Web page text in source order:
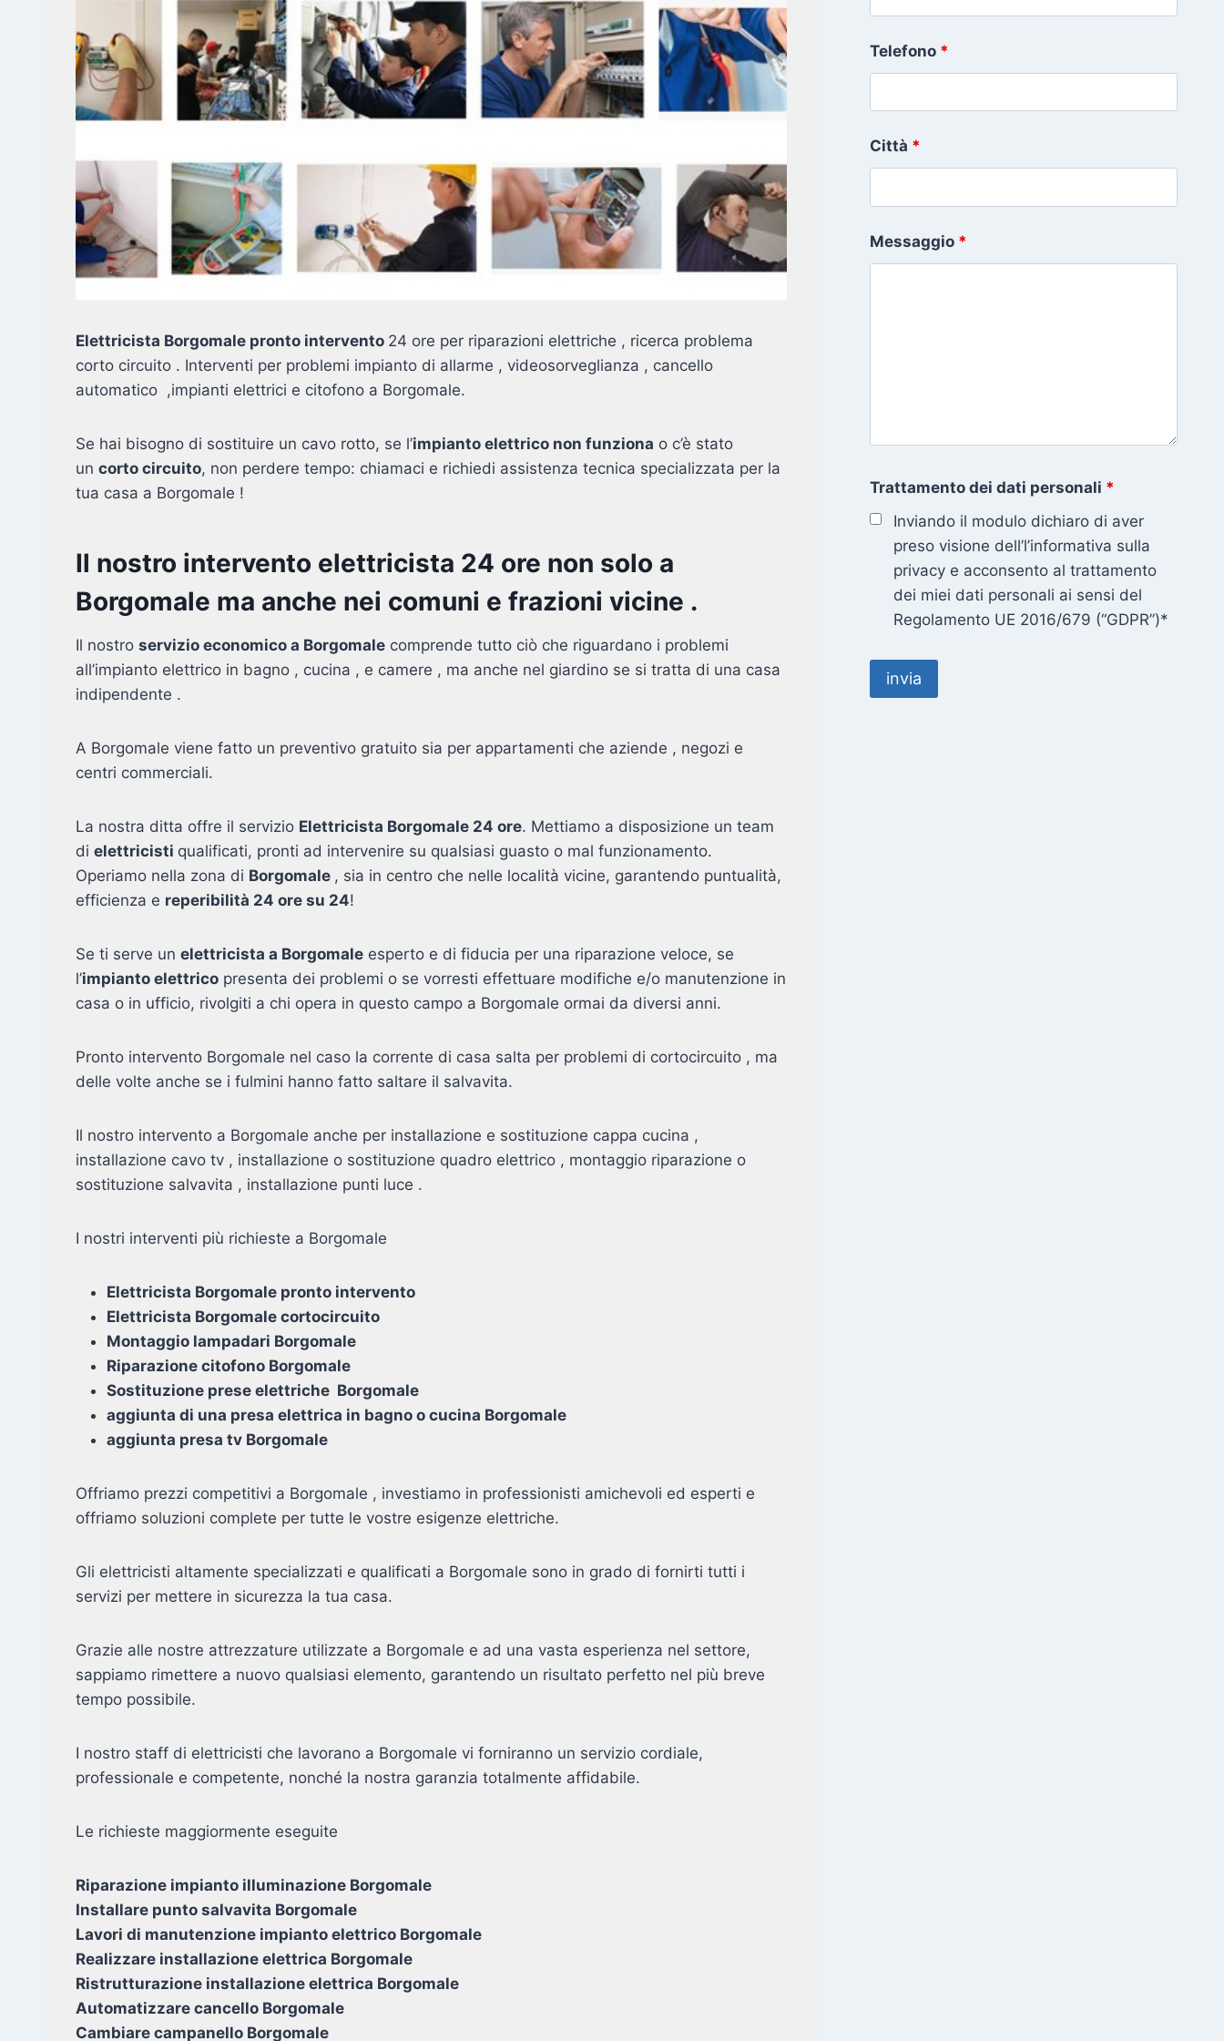
Elettricista Borgomale pronto intervento 24 ore per riparazioni elettriche , ricerca problema
corto circuito . Interventi per problemi impianto di allarme , videosorveglianza , cancello
automatico ,impianti elettrici e citofono a Borgomale.
Se hai bisogno di sostituire un cavo rotto, se l’impianto elettrico non funziona o c’è stato
un corto circuito, non perdere tempo: chiamaci e richiedi assistenza tecnica specializzata per la
tua casa a Borgomale !
Il nostro intervento elettricista 24 ore non solo a
Borgomale ma anche nei comuni e frazioni vicine .
Il nostro servizio economico a Borgomale comprende tutto ciò che riguardano i problemi
all’impianto elettrico in bagno , cucina , e camere , ma anche nel giardino se si tratta di una casa
indipendente .
A Borgomale viene fatto un preventivo gratuito sia per appartamenti che aziende , negozi e
centri commerciali.
La nostra ditta offre il servizio Elettricista Borgomale 24 ore. Mettiamo a disposizione un team
di elettricisti qualificati, pronti ad intervenire su qualsiasi guasto o mal funzionamento.
Operiamo nella zona di Borgomale , sia in centro che nelle località vicine, garantendo puntualità,
efficienza e reperibilità 24 ore su 24!
Se ti serve un elettricista a Borgomale esperto e di fiducia per una riparazione veloce, se
l’impianto elettrico presenta dei problemi o se vorresti effettuare modifiche e/o manutenzione in
casa o in ufficio, rivolgiti a chi opera in questo campo a Borgomale ormai da diversi anni.
Pronto intervento Borgomale nel caso la corrente di casa salta per problemi di cortocircuito , ma
delle volte anche se i fulmini hanno fatto saltare il salvavita.
Il nostro intervento a Borgomale anche per installazione e sostituzione cappa cucina ,
installazione cavo tv , installazione o sostituzione quadro elettrico , montaggio riparazione o
sostituzione salvavita , installazione punti luce .
I nostri interventi più richieste a Borgomale
Elettricista Borgomale pronto intervento
Elettricista Borgomale cortocircuito
Montaggio lampadari Borgomale
Riparazione citofono Borgomale
Sostituzione prese elettriche Borgomale
aggiunta di una presa elettrica in bagno o cucina Borgomale
aggiunta presa tv Borgomale
Offriamo prezzi competitivi a Borgomale , investiamo in professionisti amichevoli ed esperti e
offriamo soluzioni complete per tutte le vostre esigenze elettriche.
Gli elettricisti altamente specializzati e qualificati a Borgomale sono in grado di fornirti tutti i
servizi per mettere in sicurezza la tua casa.
Grazie alle nostre attrezzature utilizzate a Borgomale e ad una vasta esperienza nel settore,
sappiamo rimettere a nuovo qualsiasi elemento, garantendo un risultato perfetto nel più breve
tempo possibile.
I nostro staff di elettricisti che lavorano a Borgomale vi forniranno un servizio cordiale,
professionale e competente, nonché la nostra garanzia totalmente affidabile.
Le richieste maggiormente eseguite
Riparazione impianto illuminazione Borgomale
Installare punto salvavita Borgomale
Lavori di manutenzione impianto elettrico Borgomale
Realizzare installazione elettrica Borgomale
Ristrutturazione installazione elettrica Borgomale
Automatizzare cancello Borgomale
Cambiare campanello Borgomale
Telefono *
Città *
Messaggio *
Trattamento dei dati personali *
Inviando il modulo dichiaro di aver
preso visione dell’l’informativa sulla
privacy e acconsento al trattamento
dei miei dati personali ai sensi del
Regolamento UE 2016/679 (“GDPR”)*